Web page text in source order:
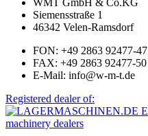
Siemensstraße 1
46342 Velen-Ramsdorf
FON: +49 2863 92477-47
FAX: +49 2863 92477-50
E-Mail: info@w-m-t.de
Registered dealer of: